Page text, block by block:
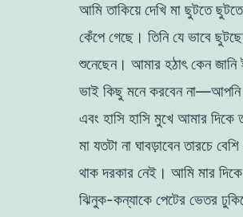
আমি তাকিয়ে দেখি মা ছুটতে
কেঁপে গেছে। তিনি যে ভাবে
শুনেছেন। আমার হঠাৎ কেন জানি
ভাই কিছু মনে করবেন না—আপনি
এবং হাসি হাসি মুখে আমার
মা যতটা না ঘাবড়াবেন তারচে
থাক দরকার নেই। আমি মার দিকে
ঝিনুক-কন্যাকে পেটের ভেতর